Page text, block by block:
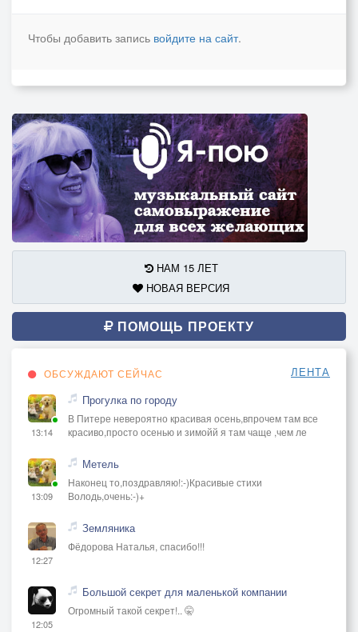
Чтобы добавить запись войдите на сайт.
НАМ 15 ЛЕТ
НОВАЯ ВЕРСИЯ
ПОМОЩЬ ПРОЕКТУ
ОБСУЖДАЮТ СЕЙЧАС ЛЕНТА
13:14
Прогулка по городу
В Питере невероятно красивая осень,впрочем там все
красиво,просто осенью и зимойй я там чаще ,чем ле
13:09
Метель
Наконец то,поздравляю!:-)Красивые стихи
Володь,очень:-)+
12:27
Земляника
Фёдорова Наталья, спасибо!!!
12:05
Большой секрет для маленькой компании
Огромный такой секрет!.. 🤫